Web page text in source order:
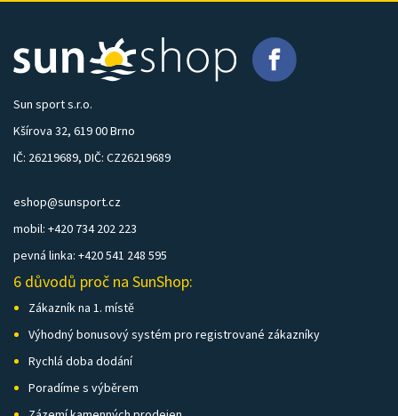
Sun sport s.r.o.
Kšírova 32, 619 00 Brno
IČ: 26219689, DIČ: CZ26219689
eshop@sunsport.cz
mobil: +420 734 202 223
pevná linka: +420 541 248 595
6 důvodů proč na SunShop:
Zákazník na 1. místě
Výhodný bonusový systém pro registrované zákazníky
Rychlá doba dodání
Poradíme s výběrem